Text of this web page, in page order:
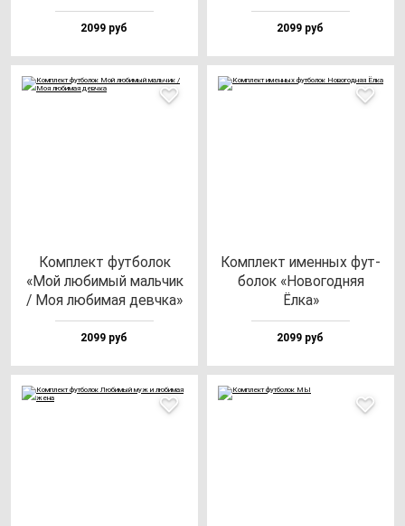
2099 руб 2099 руб
Ком­плект фут­бо­лок
«Мой лю­би­мый маль­чик
/ Моя лю­би­мая дев­чка»
2099 руб
Ком­плект имен­ных фут­
бо­лок «Ново­год­няя
Ёлка»
2099 руб